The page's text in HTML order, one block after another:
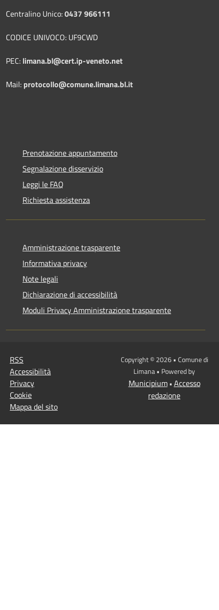
Centralino Unico:0437 966111
CODICE UNIVOCO: UF9CWD
PEC: limana.bl@cert.ip-veneto.net
Mail: protocollo@comune.limana.bl.it
Prenotazione appuntamento
Segnalazione disservizio
Leggi le FAQ
Richiesta assistenza
Amministrazione trasparente
Informativa privacy
Note legali
Dichiarazione di accessibilità
Moduli Privacy Amministrazione trasparente
RSS
Accessibilità
Privacy
Cookie
Mappa del sito
Copyright © 2026 • Comune di
Limana • Powered by
Municipium• Accesso
redazione